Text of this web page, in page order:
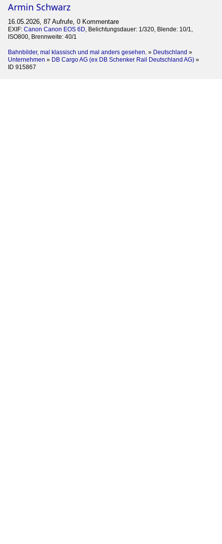
Armin Schwarz
16.05.2026, 87 Aufrufe, 0 Kommentare
EXIF: Canon Canon EOS 6D, Belichtungsdauer: 1/320, Blende: 10/1,
ISO800, Brennweite: 40/1
Bahnbilder, mal klassisch und mal anders gesehen. » Deutschland »
Unternehmen » DB Cargo AG (ex DB Schenker Rail Deutschland AG) »
ID 915867